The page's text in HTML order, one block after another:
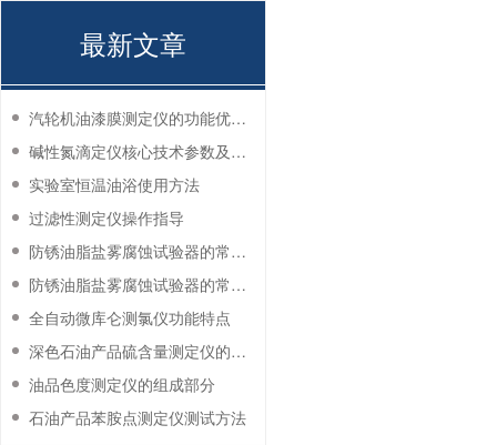
最新文章
汽轮机油漆膜测定仪的功能优势有哪些？
碱性氮滴定仪核心技术参数及应用说明
实验室恒温油浴使用方法
过滤性测定仪操作指导
防锈油脂盐雾腐蚀试验器的常见故障与解决方法
防锈油脂盐雾腐蚀试验器的常见故障与解决方法
全自动微库仑测氯仪功能特点
深色石油产品硫含量测定仪的工作环境要求
油品色度测定仪的组成部分
石油产品苯胺点测定仪测试方法